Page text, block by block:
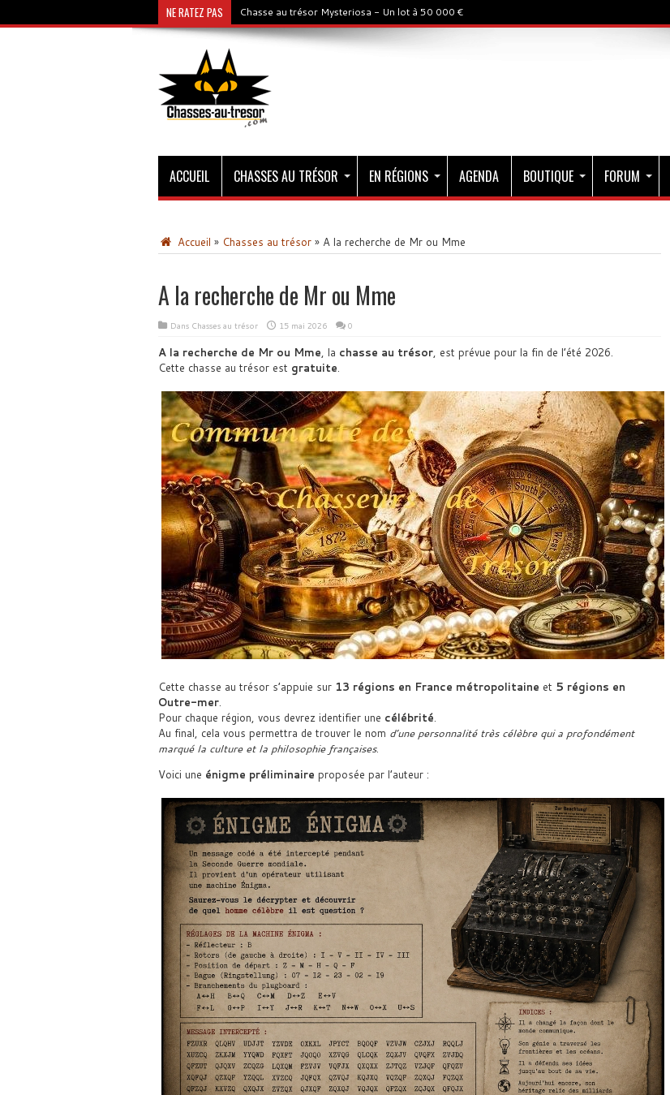
NE RATEZ PAS Chasse au trésor Mysteriosa - Un lot à 50 000 €
ACCUEIL CHASSES AU TRÉSOR EN RÉGIONS AGENDA BOUTIQUE FORUM
Accueil » Chasses au trésor » A la recherche de Mr ou Mme
A la recherche de Mr ou Mme
Dans Chasses au trésor 15 mai 2026 0
A la recherche de Mr ou Mme, la chasse au trésor, est prévue pour la fin de l’été 2026.
Cette chasse au trésor est gratuite.
Cette chasse au trésor s’appuie sur 13 régions en France métropolitaine et 5 régions en
Outre-mer.
Pour chaque région, vous devrez identifier une célébrité.
Au final, cela vous permettra de trouver le nom d’une personnalité très célèbre qui a profondément
marqué la culture et la philosophie françaises.
Voici une énigme préliminaire proposée par l’auteur :